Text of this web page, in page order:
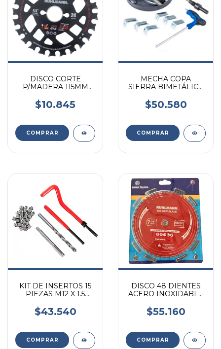
DISCO CORTE
P/MADERA 115MM
$10.845
MECHA COPA
SIERRA BIMETÁLICA
19MM127MM
RU60040
$50.580
KIT DE INSERTOS 15
PIEZAS M12 X 1.5
RU43029
$43.540
DISCO 48 DIENTES
ACERO INOXIDABLE
$55.160